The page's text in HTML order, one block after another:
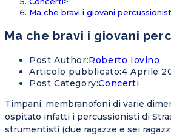
Ma che bravi i giovani
Ma che bravi i giovani
Post Author:Roberto Iovino
Articolo pubblicato:4 Aprile
Post Category:Concerti
Timpani, membranofoni di varie
ospitato infatti i percussionisti di
strumentisti (due ragazze e sei